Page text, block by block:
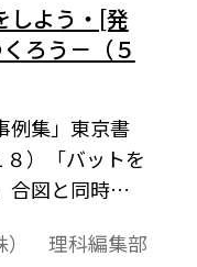
しよう・[発
ろう－（５
例集」東京書
）「バットを
合図と同時
ットを使って
） 理科編集部